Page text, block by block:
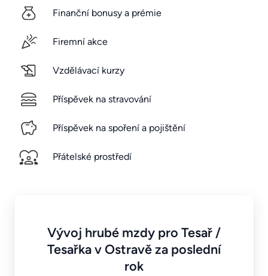
Finanční bonusy a prémie
Firemní akce
Vzdělávací kurzy
Příspěvek na stravování
Příspěvek na spoření a pojištění
Přátelské prostředí
Vývoj hrubé mzdy pro Tesař /
Tesařka v Ostravě za poslední
rok